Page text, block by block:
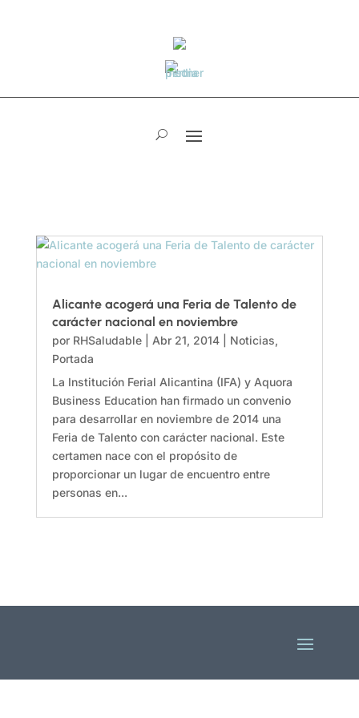
Alicante acogerá una Feria de Talento de
carácter nacional en noviembre
por RHSaludable| Abr 21, 2014| Noticias,
Portada
La Institución Ferial Alicantina (IFA) y Aquora
Business Education han firmado un convenio
para desarrollar en noviembre de 2014 una
Feria de Talento con carácter nacional. Este
certamen nace con el propósito de
proporcionar un lugar de encuentro entre
personas en...